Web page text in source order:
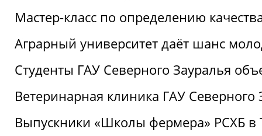
Мастер-класс по определению
Аграрный университет даёт шанс
Студенты ГАУ Северного Зауралья
Ветеринарная клиника ГАУ Северного
Выпускники «Школы фермера» РСХБ